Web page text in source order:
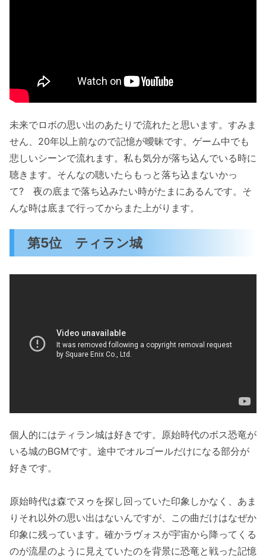
未来でロボの思い出のあたりで流れたと思います。すみま
せん、20年以上前なので記憶が曖昧です。ゲーム中でも
悲しいシーンで流れます。私も気分が落ち込んでいる時に
聴きます。そんなの聴いたらもっと落ち込まないかっ
て? 夜の底まで落ち込みたい時がたまにあるんです。そ
んな時は底まで行ってからまた上がります。
第5位 ティラン城
個人的にはティラン城は好きです。原始時代のボス恐竜が
いる城のBGMです。途中でオルゴールだけになる部分が
好きです。
原始時代は森でヌゥを探し回っていた印象しかなく、あま
りそれ以外の思い出はないんですが、この曲だけはなぜか
印象に残っています。確かラヴォスが宇宙から降ってくる
のが流星のように見えていたのを背景に恐竜と戦った記憶